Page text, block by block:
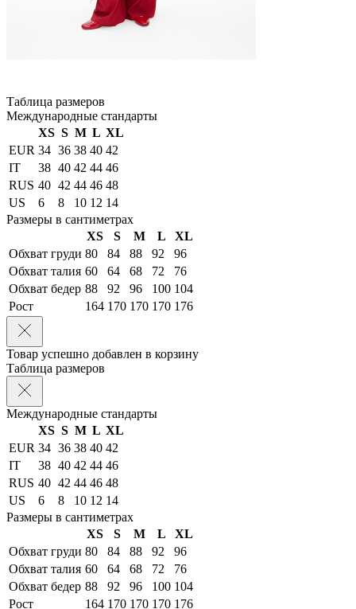
Таблица размеров
Международные стандарты
XS S M L XL
EUR 34 36 38 40 42
IT
38 40 42 44 46
RUS 40 42 44 46 48
US
6 8 10 12 14
Размеры в сантиметрах
XS
S M L
XL
Обхват груди 80 84 88 92
96
Обхват талия 60 64 68 72
76
Обхват бедер 88 92 96 100 104
Рост
164 170 170 170 176
Товар успешно добавлен в корзину
Таблица размеров
Международные стандарты
XS S M L XL
EUR 34 36 38 40 42
IT
38 40 42 44 46
RUS 40 42 44 46 48
US
6 8 10 12 14
Размеры в сантиметрах
XS
S M L
XL
Обхват груди 80 84 88 92
96
Обхват талия 60 64 68 72
76
Обхват бедер 88 92 96 100 104
Рост
164 170 170 170 176